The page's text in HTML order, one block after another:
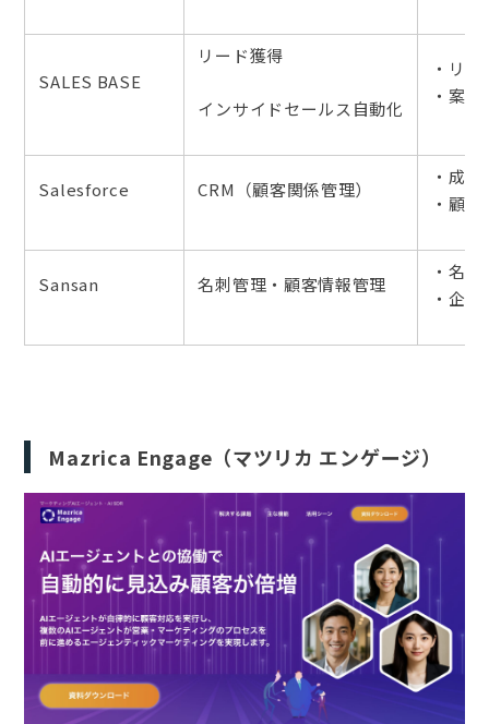
SALES BASE
リード獲得
インサイドセールス自動化
・リ
・案
Salesforce CRM（顧客関係管理）
・成
・顧
Sansan 名刺管理・顧客情報管理
・名
・企
Mazrica Engage（マツリカ エンゲージ）